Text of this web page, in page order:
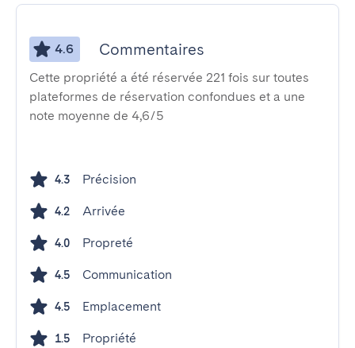
4.6 Commentaires
Cette propriété a été réservée 221 fois sur toutes
plateformes de réservation confondues et a une
note moyenne de 4,6/5
4.3 Précision
4.2 Arrivée
4.0 Propreté
4.5 Communication
4.5 Emplacement
1.5 Propriété